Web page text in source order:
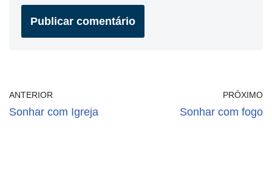
ANTERIOR
Sonhar com Igreja
PRÓXIMO
Sonhar com fogo